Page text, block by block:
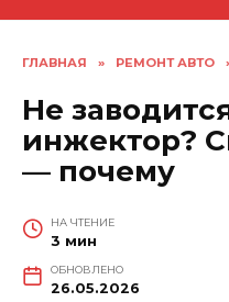
ГЛАВНАЯ » РЕМОНТ АВТО
Не
инжектор?
— почему
НА ЧТЕНИЕ
3 мин
ОБНОВЛЕНО
26.05.2026